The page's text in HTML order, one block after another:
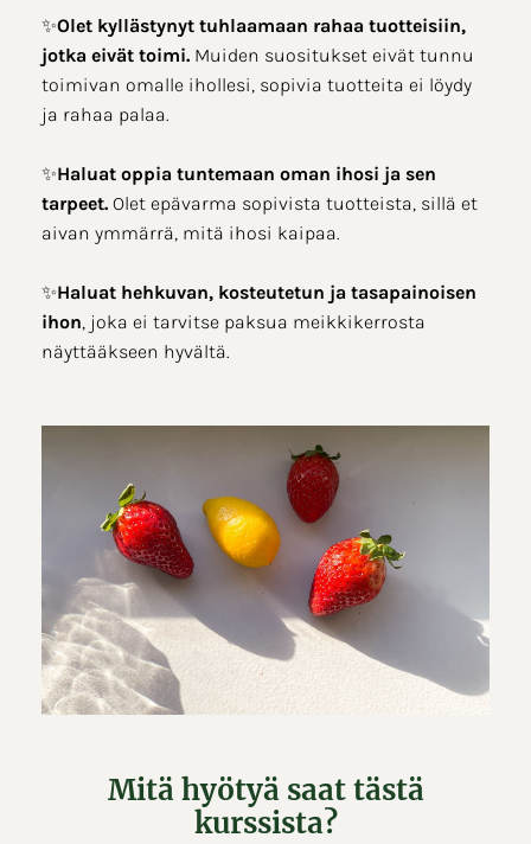
✨Olet kyllästynyt tuhlaamaan rahaa tuotteisiin,
jotka eivät toimi. Muiden suositukset eivät tunnu
toimivan omalle ihollesi, sopivia tuotteita ei löydy
ja rahaa palaa.
✨Haluat oppia tuntemaan oman ihosi ja sen
tarpeet. Olet epävarma sopivista tuotteista, sillä et
aivan ymmärrä, mitä ihosi kaipaa.
✨Haluat hehkuvan, kosteutetun ja tasapainoisen
ihon, joka ei tarvitse paksua meikkikerrosta
näyttääkseen hyvältä.
Mitä hyötyä saat tästä
kurssista?